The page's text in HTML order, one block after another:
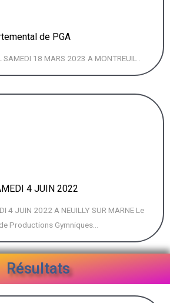
de PGA
SAMEDI 18 MARS 2023 A MONTREUIL .
4 JUIN 2022
4 JUIN 2022 A NEUILLY SUR MARNE Le
Productions Gymniques...
Résultats